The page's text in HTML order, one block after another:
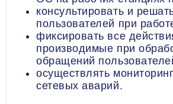
консультировать и
пользователей при
фиксировать все
производимые при
обращений
осуществлять
сетевых аварий.